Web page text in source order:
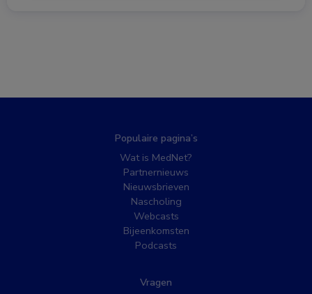
Populaire pagina’s
Wat is MedNet?
Partnernieuws
Nieuwsbrieven
Nascholing
Webcasts
Bijeenkomsten
Podcasts
Vragen